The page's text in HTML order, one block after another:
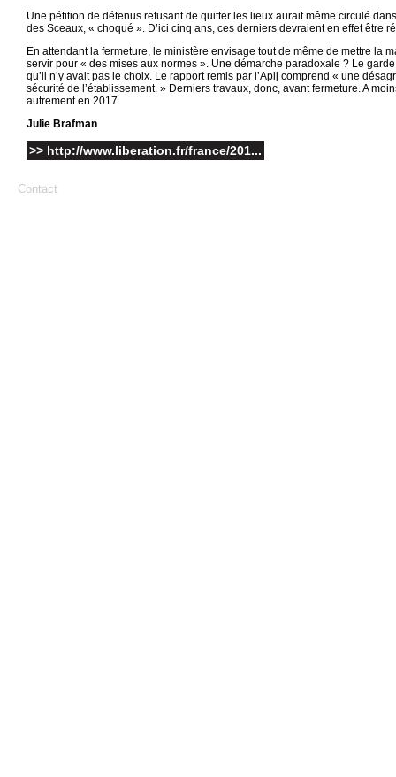
Une pétition de détenus refusant de quitter les lieux aurait même circulé
des Sceaux, « choqué ». D’ici cinq ans, ces derniers devraient en effet être
En attendant la fermeture, le ministère envisage tout de même de mettre la
servir pour « des mises aux normes ». Une démarche paradoxale ? Le
qu’il n’y avait pas le choix. Le rapport remis par l’Apij comprend « une
sécurité de l’établissement. » Derniers travaux, donc, avant fermeture. A
autrement en 2017.
Julie Brafman
>> http://www.liberation.fr/france/201...
Contact